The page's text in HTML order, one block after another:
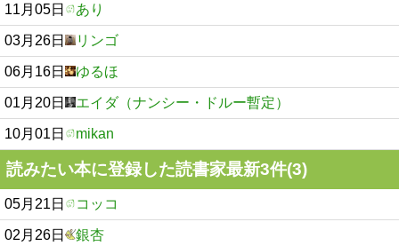
11月05日 あり
03月26日 リンゴ
06月16日 ゆるほ
01月20日 エイダ（ナンシー・ドルー暫定）
10月01日 mikan
読みたい本に登録した読書家最新3件(3)
05月21日 コッコ
02月26日 銀杏